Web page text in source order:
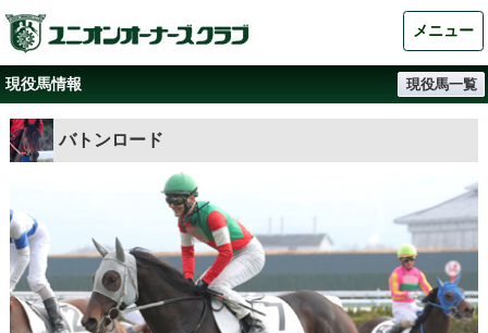
メニュー
現役馬情報 現役馬一覧
バトンロード